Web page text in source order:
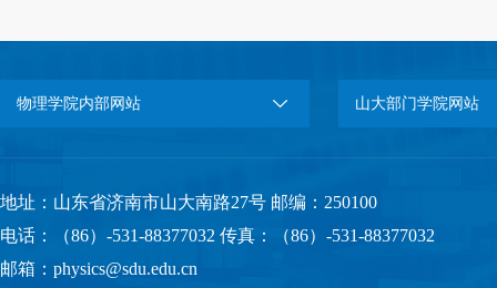
物理学院内部网站 山大部门学院网站
地址：山东省济南市山大南路27号 邮编：250100
电话：（86）-531-88377032 传真：（86）-531-88377032
邮箱：physics@sdu.edu.cn